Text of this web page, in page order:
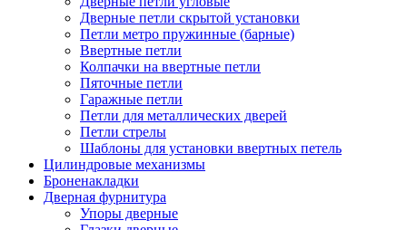
Дверные петли скрытой установки
Петли метро пружинные (барные)
Ввертные петли
Колпачки на ввертные петли
Пяточные петли
Гаражные петли
Петли для металлических дверей
Петли стрелы
Шаблоны для установки ввертных петель
Цилиндровые механизмы
Броненакладки
Дверная фурнитура
Упоры дверные